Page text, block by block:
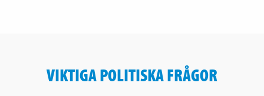
VIKTIGA POLITISKA FRÅGOR